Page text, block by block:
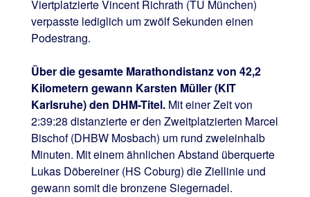
Viertplatzierte Vincent Richrath (TU München)
verpasste lediglich um zwölf Sekunden einen
Podestrang.
Über die gesamte Marathondistanz von 42,2
Kilometern gewann Karsten Müller (KIT
Karlsruhe) den DHM-Titel. Mit einer Zeit von
2:39:28 distanzierte er den Zweitplatzierten Marcel
Bischof (DHBW Mosbach) um rund zweieinhalb
Minuten. Mit einem ähnlichen Abstand überquerte
Lukas Döbereiner (HS Coburg) die Ziellinie und
gewann somit die bronzene Siegernadel.